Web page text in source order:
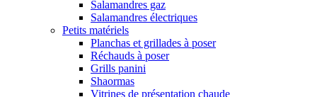
Salamandres gaz
Salamandres électriques
Petits matériels
Planchas et grillades à poser
Réchauds à poser
Grills panini
Shaormas
Vitrines de présentation chaude